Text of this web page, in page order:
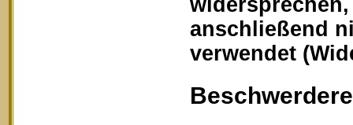
anschließend
verwendet